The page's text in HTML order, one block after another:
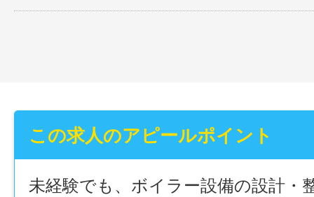
この求人のアピールポイント
未経験でも、ボイラー設備の設計・